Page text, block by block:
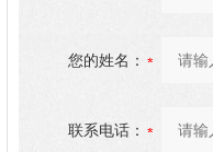
您的姓名：
联系电话：